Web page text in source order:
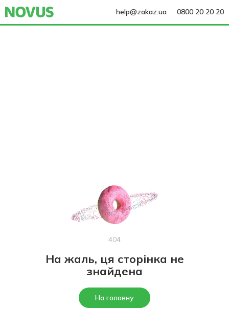
help@zakaz.ua 0800 20 20 20
404
На жаль, ця сторінка не
знайдена
На головну